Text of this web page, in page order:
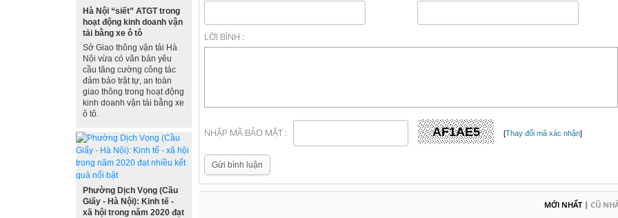
Hà Nội “siết” ATGT trong
hoạt động kinh doanh vận
tải bằng xe ô tô
Sở Giao thông vận tải Hà
Nội vừa có văn bản yêu
cầu tăng cường công tác
đảm bảo trật tự, an toàn
giao thông trong hoạt động
kinh doanh vận tải bằng xe
ô tô.
Phường Dịch Vọng (Cầu
Giấy - Hà Nội): Kinh tế -
xã hội trong năm 2020 đạt
LỜI BÌNH :
NHẬP MÃ BẢO MẬT : [Thay đổi mã xác nhận]
Gửi bình luận
MỚI NHẤT| CŨ